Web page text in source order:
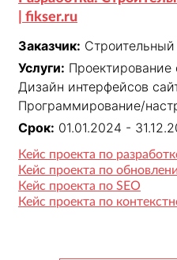
| fikser.ru
Заказчик:
Услуги: Проектирование
Дизайн интерфейсов
Программирование/
Срок: 01.01.2024 -
Кейс проекта по
Кейс проекта по
Кейс проекта по SEO
Кейс проекта по